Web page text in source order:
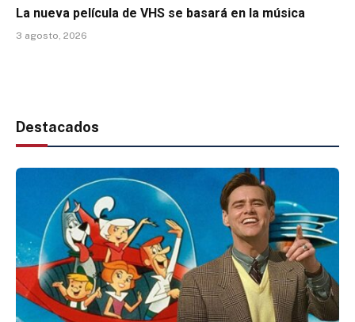
La nueva película de VHS se basará en la música
3 agosto, 2026
Destacados